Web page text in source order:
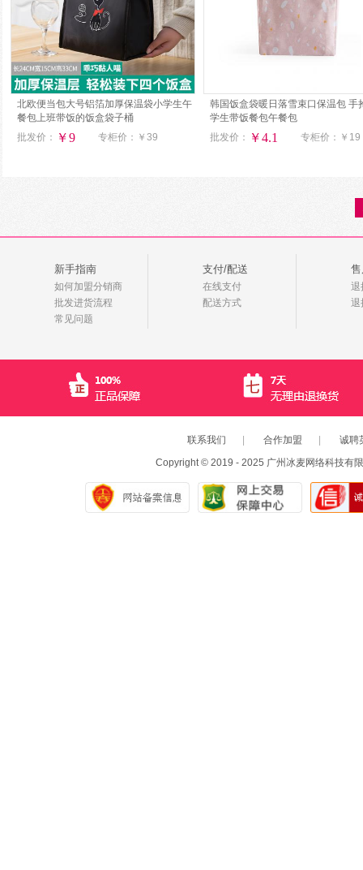
北欧便当包大号铝箔加厚保温袋小学生午
餐包上班带饭的饭盒袋子桶
批发价：
￥9 专柜价： ￥39
韩国饭盒袋暖日落雪束口保温包 手
学生带饭餐包午餐包
批发价：
￥4.1 专柜价： ￥19
新手指南
如何加盟分销商
批发进货流程
常见问题
支付/配送
在线支付
配送方式
退
退
联系我们 合作加盟
诚聘
Copyright © 2019 - 2025 广州冰麦网络科技有